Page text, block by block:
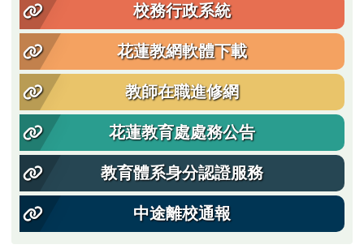
校務行政系統
花蓮教網軟體下載
教師在職進修網
花蓮教育處處務公告
教育體系身分認證服務
中途離校通報